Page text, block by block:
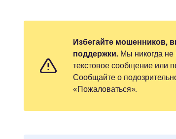
Избегайте мошенников,
поддержки. Мы никогда не
текстовое сообщение или
Сообщайте о
«Пожаловаться».